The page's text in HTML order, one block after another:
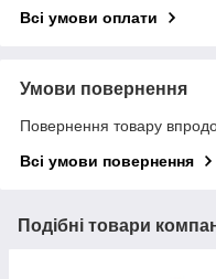
Всі умови оплати
Умови повернення
Повернення товару
Всі умови повернення
Подібні товари